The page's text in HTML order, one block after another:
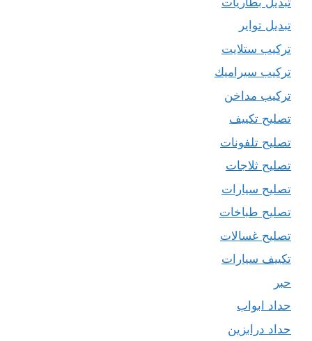
تبديل تواير
تركيب ستلايت
تركيب سيراميك
تركيب مداخن
تصليح تكييف
تصليح تلفونات
تصليح ثلاجات
تصليح سيارات
تصليح طباخات
تصليح غسالات
تكييف سيارات
حبر
حداد ابواب
حداد درابزين